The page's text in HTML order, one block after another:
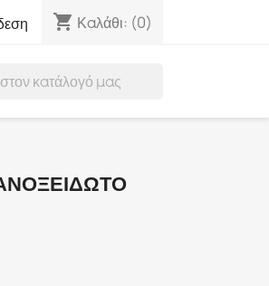
shopping_cart Καλάθι: (0)